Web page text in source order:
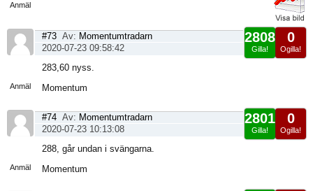
Anmäl
Anmäl
0
Ogilla!
2808
Gilla!
#73 Av: Momentumtradarn
2020-07-23 09:58:42
283,60 nyss.
Momentum
Anmäl
0
Ogilla!
2801
Gilla!
#74 Av: Momentumtradarn
2020-07-23 10:13:08
288, går undan i svängarna.
Momentum